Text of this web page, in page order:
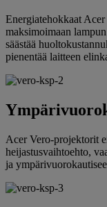
Energiatehokkaat
maksimoimaan
säästää
pienentää laitteen
Acer Vero-projektorit
heijastusvaihtoehto,
ja